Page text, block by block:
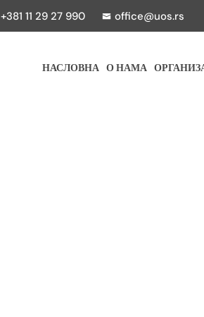
+381 11 29 27 990 office@uos.rs
НАСЛОВНА О НАМА